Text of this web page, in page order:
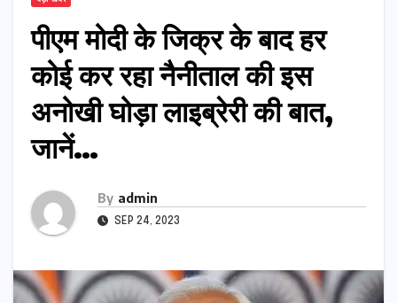
पीएम मोदी के जिक्र के बाद हर
कोई कर रहा नैनीताल की इस
अनोखी घोड़ा लाइब्रेरी की बात,
जानें…
By admin
SEP 24, 2023